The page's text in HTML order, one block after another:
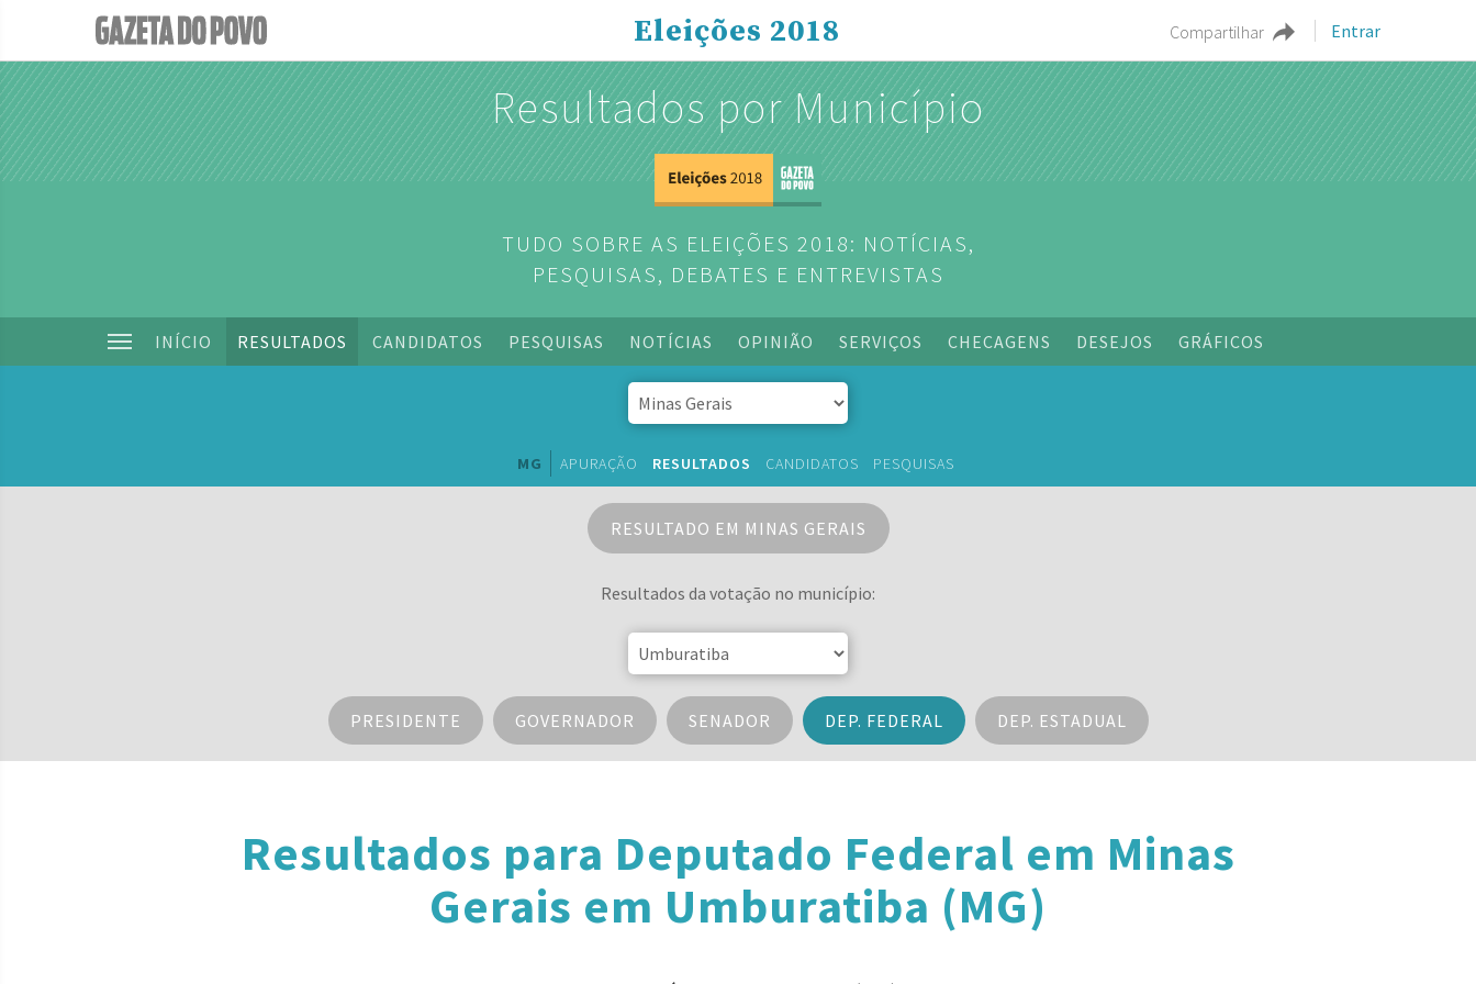
Compartilhar Entrar
Eleições 2018
Resultados por Município
TUDO SOBRE AS ELEIÇÕES 2018: NOTÍCIAS,
PESQUISAS, DEBATES E ENTREVISTAS
INÍCIO RESULTADOS CANDIDATOS PESQUISAS NOTÍCIAS OPINIÃO SERVIÇOS CHECAGENS DESEJOS GRÁFICOS
MG APURAÇÃO RESULTADOS CANDIDATOS PESQUISAS
RESULTADO EM MINAS GERAIS
Resultados da votação no município:
PRESIDENTE GOVERNADOR SENADOR DEP. FEDERAL DEP. ESTADUAL
Resultados para Deputado Federal em Minas
Gerais em Umburatiba (MG)